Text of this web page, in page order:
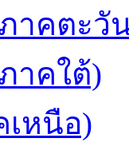
าคตะวั
าคใต้)
เหนือ)